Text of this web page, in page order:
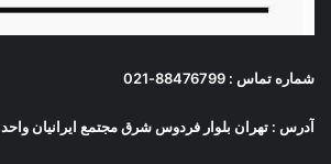
شماره تماس : 88476799-021
آدرس : تهران بلوار فردوس شرق مجتمع ایرانیان واحد 5